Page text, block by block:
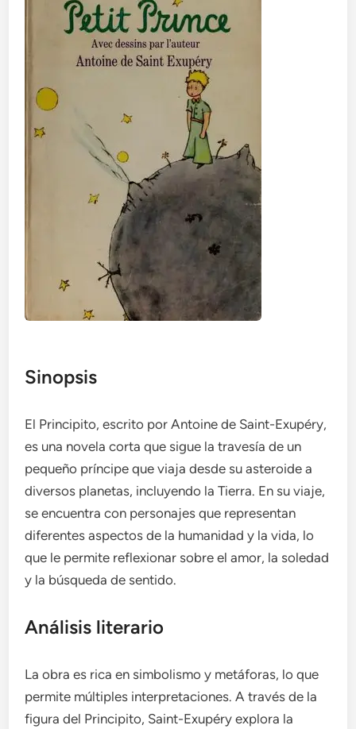
Sinopsis
El Principito, escrito por Antoine de Saint-Exupéry,
es una novela corta que sigue la travesía de un
pequeño príncipe que viaja desde su asteroide a
diversos planetas, incluyendo la Tierra. En su viaje,
se encuentra con personajes que representan
diferentes aspectos de la humanidad y la vida, lo
que le permite reflexionar sobre el amor, la soledad
y la búsqueda de sentido.
Análisis literario
La obra es rica en simbolismo y metáforas, lo que
permite múltiples interpretaciones. A través de la
figura del Principito, Saint-Exupéry explora la